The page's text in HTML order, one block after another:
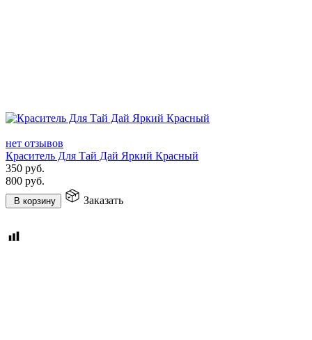
нет отзывов
Краситель Для Тай Дай Яркий Красный
350 руб.
800 руб.
В корзину Заказать